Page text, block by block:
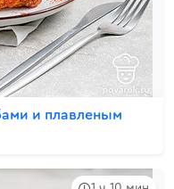
и плавленым